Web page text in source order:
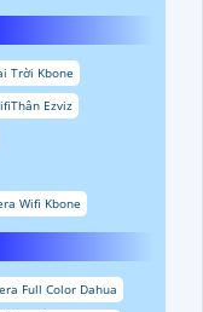
Trời Kbone
Ezviz
Wifi Kbone
Full Color Dahua